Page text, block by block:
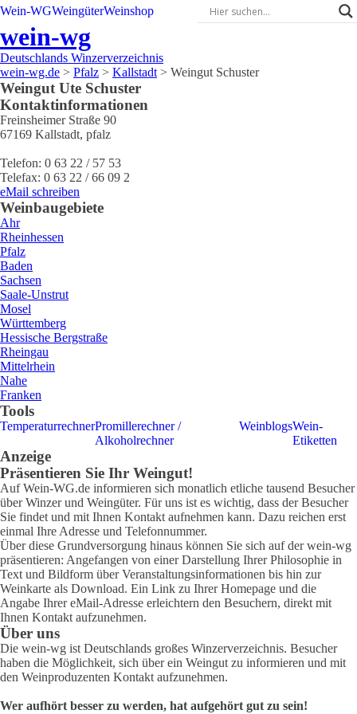
Wein-WGWeingüterWeinshop
wein-wg
Deutschlands Winzerverzeichnis
wein-wg.de > Pfalz > Kallstadt > Weingut Schuster
Weingut Ute Schuster
Kontaktinformationen
Freinsheimer Straße 90
67169 Kallstadt, pfalz
Telefon: 0 63 22 / 57 53
Telefax: 0 63 22 / 66 09 2
eMail schreiben
Weinbaugebiete
Ahr
Rheinhessen
Pfalz
Baden
Sachsen
Saale-Unstrut
Mosel
Württemberg
Hessische Bergstraße
Rheingau
Mittelrhein
Nahe
Franken
Tools
TemperaturrechnerPromillerechner /
Alkoholrechner
WeinblogsWein-
Etiketten
Anzeige
Präsentieren Sie Ihr Weingut!
Auf Wein-WG.de informieren sich monatlich etliche tausend Besucher
über Winzer und Weingüter. Für uns ist es wichtig, dass der Besucher
Sie findet und mit Ihnen Kontakt aufnehmen kann. Dazu reichen erst
einmal Ihre Adresse und Telefonnummer.
Über diese Grundversorgung hinaus können Sie sich auf der wein-wg
präsentieren: Angefangen von einer Darstellung Ihrer Philosophie in
Text und Bildform über Veranstaltungsinformationen bis hin zur
Weinkarte als Download. Ein Link zu Ihrer Homepage und die
Angabe Ihrer eMail-Adresse erleichtern den Besuchern, direkt mit
Ihnen Kontakt aufzunehmen.
Über uns
Die wein-wg ist Deutschlands großes Winzerverzeichnis. Besucher
haben die Möglichkeit, sich über ein Weingut zu informieren und mit
den Weinproduzenten Kontakt aufzunehmen.
Wer aufhört besser zu werden, hat aufgehört gut zu sein!